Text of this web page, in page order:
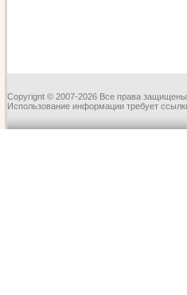
Copyrignt © 2007-2026 Все права
Использование информации требует